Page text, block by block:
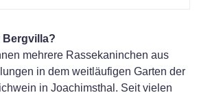
Bergvilla?
mehrere Rassekaninchen aus
in dem weitläufigen Garten der
in Joachimsthal. Seit vielen